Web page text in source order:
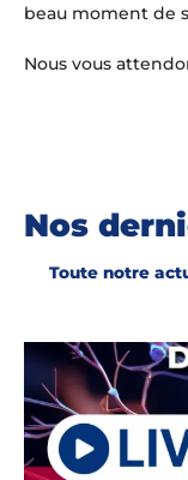
beau moment de
Nous vous
Nos
Toute notre